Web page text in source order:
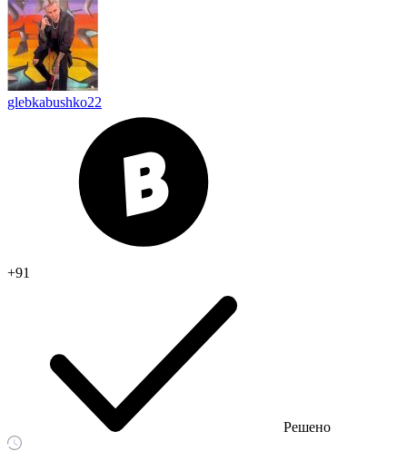
glebkabushko22
+91
Решено